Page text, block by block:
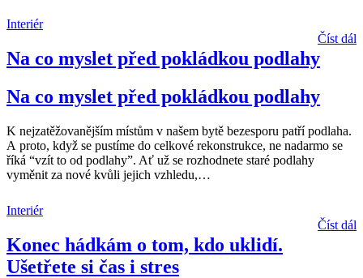
Interiér
Číst dál
Na co myslet před pokládkou podlahy
Na co myslet před pokládkou podlahy
K nejzatěžovanějším místům v našem bytě bezesporu patří podlaha.
A proto, když se pustíme do celkové rekonstrukce, ne nadarmo se
říká “vzít to od podlahy”. Ať už se rozhodnete staré podlahy
vyměnit za nové kvůli jejich vzhledu,…
Interiér
Číst dál
Konec hádkám o tom, kdo uklidí.
Ušetřete si čas i stres